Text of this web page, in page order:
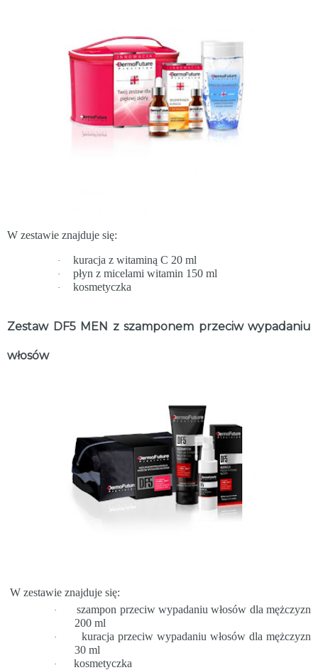
W zestawie znajduje się:
· kuracja z witaminą C 20 ml
· płyn z micelami witamin 150 ml
· kosmetyczka
Zestaw DF5 MEN z szamponem przeciw wypadaniu
włosów
W zestawie znajduje się:
·
szampon przeciw wypadaniu włosów dla mężczyzn
200 ml
·
kuracja przeciw wypadaniu włosów dla mężczyzn
30 ml
· kosmetyczka